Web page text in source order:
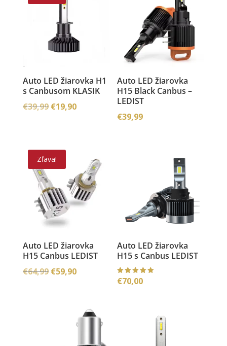
Auto LED žiarovka H1
s Canbusom KLASIK
€39,99 Pôvodná
€19,90Aktuálna
Auto LED žiarovka
H15 Black Canbus –
LEDIST
€39,99
Zľava!
Auto LED žiarovka
H15 Canbus LEDIST
€64,99 Pôvodná
€59,90Aktuálna
€59,90.
Auto LED žiarovka
H15 s Canbus LEDIST
Hodnoteni
e
€70,00